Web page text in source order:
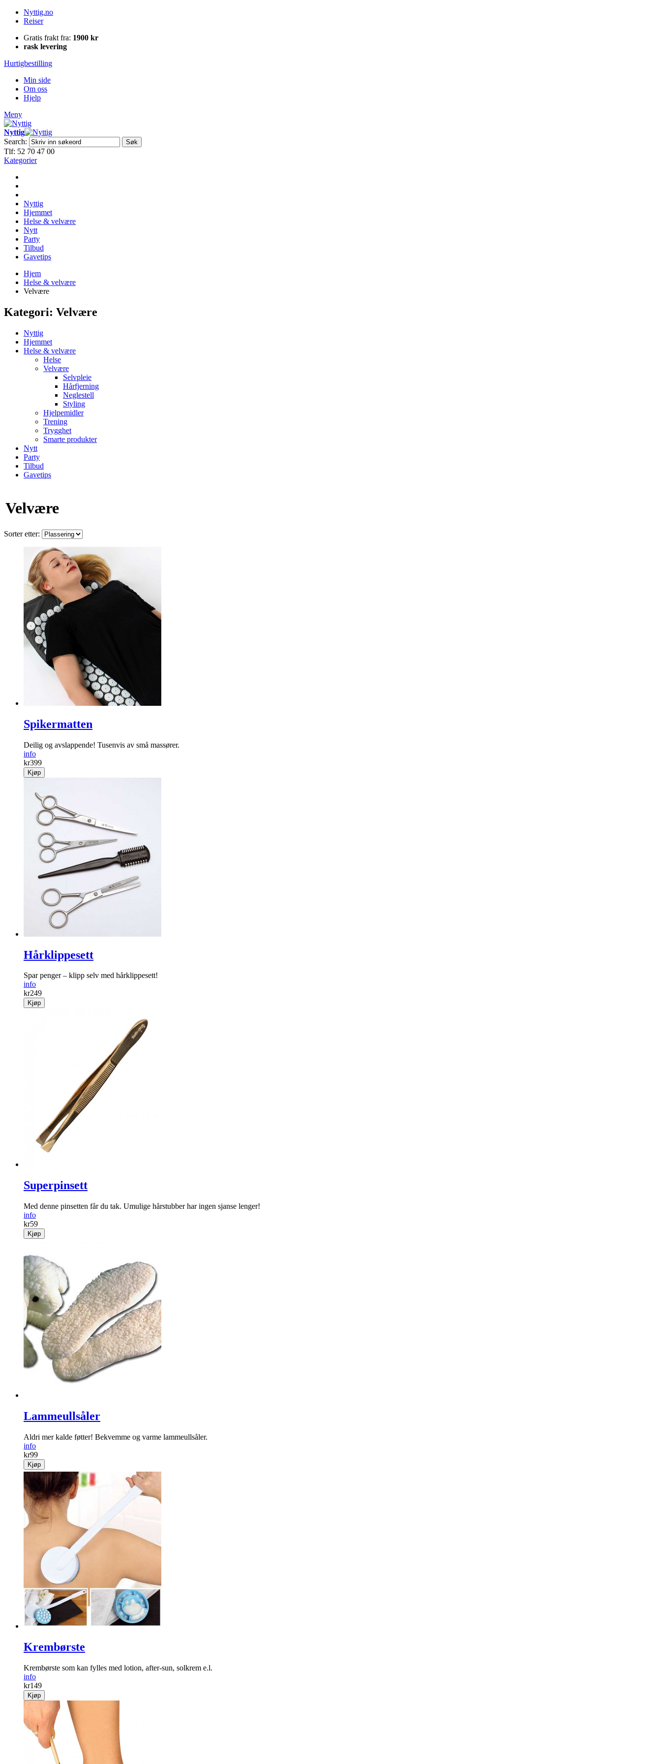
Nyttig.no
Reiser
Gratis frakt fra: 1900 kr
rask levering
Hurtigbestilling
Min side
Om oss
Hjelp
Meny
Nyttig
Search:
Søk
Tlf: 52 70 47 00
Kategorier
Nyttig
Hjemmet
Helse & velvære
Nytt
Party
Tilbud
Gavetips
Hjem
Helse & velvære
Velvære
Kategori: Velvære
Nyttig
Hjemmet
Helse & velvære
Helse
Velvære
Selvpleie
Hårfjerning
Neglestell
Styling
Hjelpemidler
Trening
Trygghet
Smarte produkter
Nytt
Party
Tilbud
Gavetips
Velvære
Sorter etter:
Spikermatten
Deilig og avslappende! Tusenvis av små massører.
info
kr399
Kjøp
Hårklippesett
Spar penger – klipp selv med hårklippesett!
info
kr249
Kjøp
Superpinsett
Med denne pinsetten får du tak. Umulige hårstubber har ingen sjanse lenger!
info
kr59
Kjøp
Lammeullsåler
Aldri mer kalde føtter! Bekvemme og varme lammeullsåler.
info
kr99
Kjøp
Krembørste
Krembørste som kan fylles med lotion, after-sun, solkrem e.l.
info
kr149
Kjøp